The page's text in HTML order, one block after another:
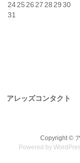
2425 26 27 28 29 30
31
アレッズコンタクト
Copyright ©
Powered by